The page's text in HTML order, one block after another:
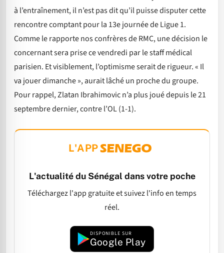
à l’entraînement, il n’est pas dit qu’il puisse disputer cette
rencontre comptant pour la 13e journée de Ligue 1.
Comme le rapporte nos confrères de RMC, une décision le
concernant sera prise ce vendredi par le staff médical
parisien. Et visiblement, l’optimisme serait de rigueur. « Il
va jouer dimanche », aurait lâché un proche du groupe.
Pour rappel, Zlatan Ibrahimovic n’a plus joué depuis le 21
septembre dernier, contre l’OL (1-1).
L'APP
L'actualité du Sénégal dans votre poche
Téléchargez l'app gratuite et suivez l'info en temps
réel.
DISPONIBLE SUR
Google Play